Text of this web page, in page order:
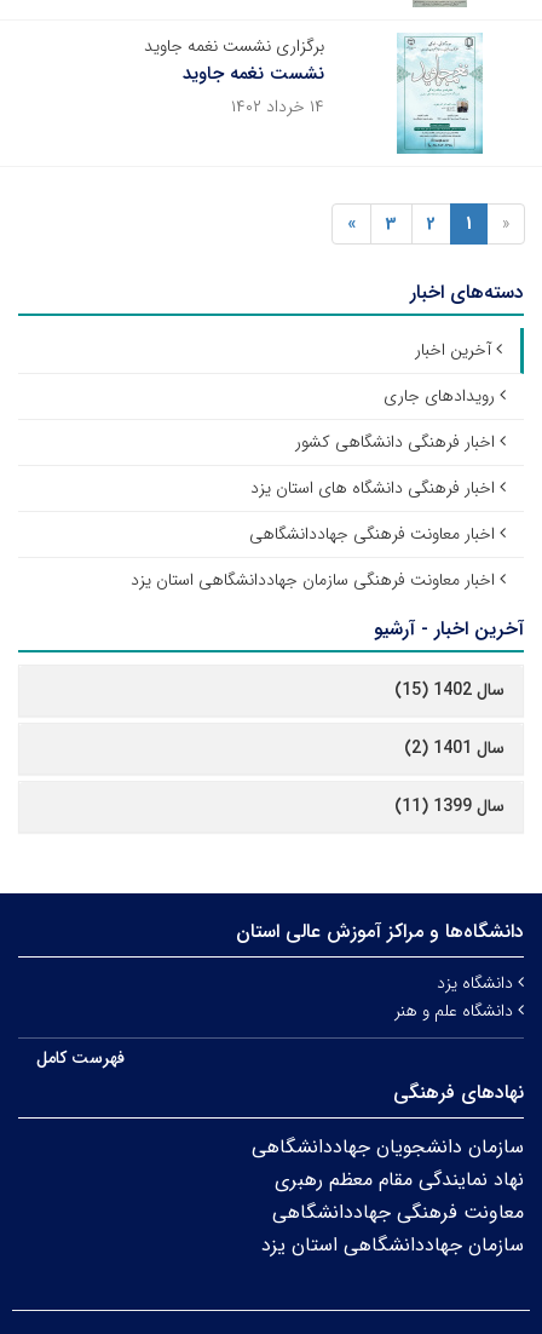
برگزاری نشست نغمه جاوید
نشست نغمه جاوید
۱۴ خرداد ۱۴۰۲
«
1
2
3
»
دسته‌های اخبار
آخرین اخبار
رویدادهای جاری
اخبار فرهنگی دانشگاهی کشور
اخبار فرهنگی دانشگاه های استان یزد
اخبار معاونت فرهنگی جهاددانشگاهی
اخبار معاونت فرهنگی سازمان جهاددانشگاهی استان یزد
آخرین اخبار - آرشیو
سال 1402 (15)
سال 1401 (2)
سال 1399 (11)
دانشگاه‌ها و مراکز آموزش عالی استان
دانشگاه یزد
دانشگاه علم و هنر
فهرست کامل
نهادهای فرهنگی
سازمان دانشجویان جهاددانشگاهی
نهاد نمایندگی مقام معظم رهبری
معاونت فرهنگی جهاددانشگاهی
سازمان جهاددانشگاهی استان یزد